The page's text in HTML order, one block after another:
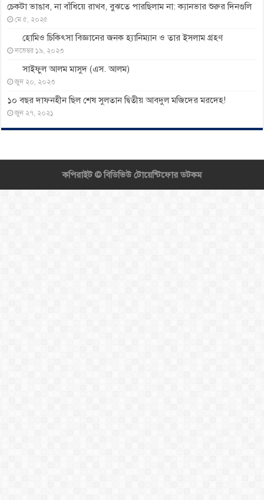
চেকটা ভাঙাব, না বাঁধিয়ে রাখব, বুঝতে পারছিলাম না: ক্যানভার শুরুর দিনগুলি
মে ৫, ২০২৫
হোমিও চিকিৎসা বিজ্ঞানের জনক হ্যানিম্যান ও তার ইসলাম গ্রহণ
নভেম্বর ১৯, ২০২৩
সাইফুল আলম মাসুদ (এস. আলম)
জুন ২০, ২০২৩
১০ বছর দাফনহীন ছিল শেষ সুলতান দ্বিতীয় আবদুল মজিদের মরদেহ!
জুন ২৭, ২০২১
কপিরাইট ©বিডিভিউ টোয়েন্টিফোর ডটকম